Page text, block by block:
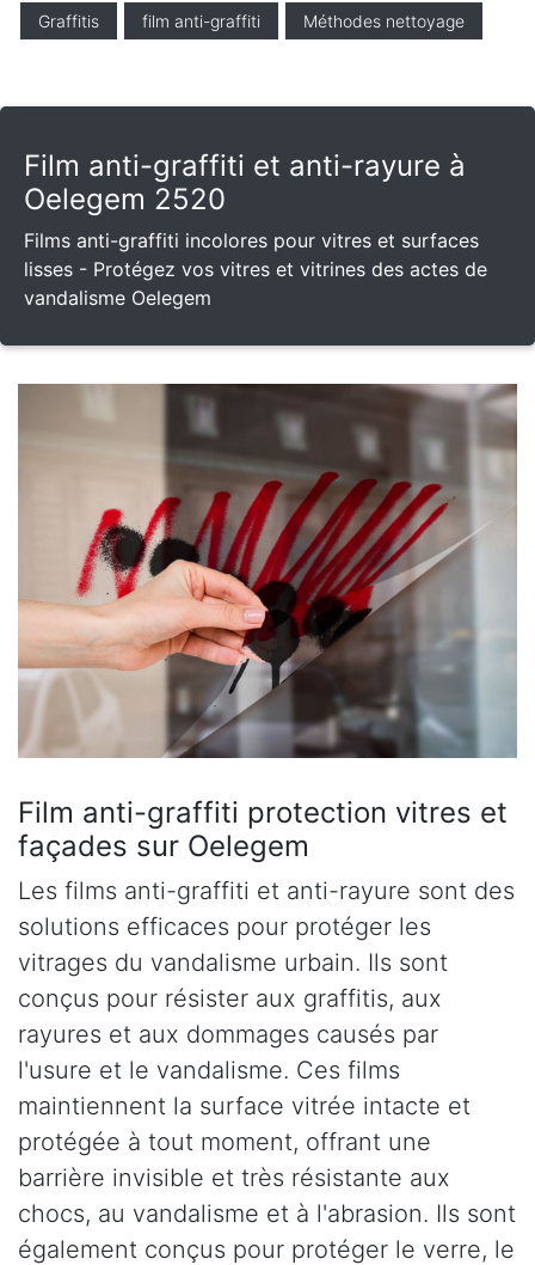
Graffitis film anti-graffiti Méthodes nettoyage
Film anti-graffiti et anti-rayure à
Oelegem 2520
Films anti-graffiti incolores pour vitres et surfaces
lisses - Protégez vos vitres et vitrines des actes de
vandalisme Oelegem
Film anti-graffiti protection vitres et
façades sur Oelegem
Les films anti-graffiti et anti-rayure sont des
solutions efficaces pour protéger les
vitrages du vandalisme urbain. Ils sont
conçus pour résister aux graffitis, aux
rayures et aux dommages causés par
l'usure et le vandalisme. Ces films
maintiennent la surface vitrée intacte et
protégée à tout moment, offrant une
barrière invisible et très résistante aux
chocs, au vandalisme et à l'abrasion. Ils sont
également conçus pour protéger le verre, le